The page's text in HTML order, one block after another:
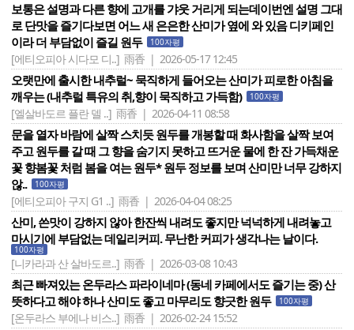
보통은 설명과 다른 향에 고개를 갸웃 거리게 되는데이번엔 설명 그대
로 단맛을 즐기다보면 어느 새 은은한 산미가 옆에 와 있음 디키페인
이라 더 부담없이 즐길 원두
100자평
[에티오피아 시다모 디..] 雨香 | 2026-05-17 12:45
오랫만에 출시한 내추럴~ 묵직하게 들어오는 산미가 피로한 아침을
깨우는 (내추럴 특유의 취,향이 묵직하고 가득함)
100자평
[엘살바도르 플란 델 ..] 雨香 | 2026-04-11 08:58
문을 열자 바람에 살짝 스치듯 원두를 개봉할 때 화사함을 살짝 보여
주고 원두를 갈 때 그 향을 숨기지 못하고 뜨거운 물에 한 잔 가득채운
꽃 향봄꽃 처럼 봄을 여는 원두* 원두 정보를 보며 산미만 너무 강하지
않..
100자평
[에티오피아 구지 G1 ..] 雨香 | 2026-04-04 08:25
산미, 쓴맛이 강하지 않아 한잔씩 내려도 좋지만 넉넉하게 내려놓고
마시기에 부담없는 데일리커피. 무난한 커피가 생각나는 날이다.
100자평
[니카라과 산 살바도르..] 雨香 | 2026-03-08 10:43
최근 빠져있는 온두라스 파라이네마 (동네 카페에서도 즐기는 중) 산
뜻하다고 해야 하나 산미도 좋고 마무리도 향긋한 원두
100자평
[온두라스 부에나 비스..] 雨香 | 2026-02-24 15:52